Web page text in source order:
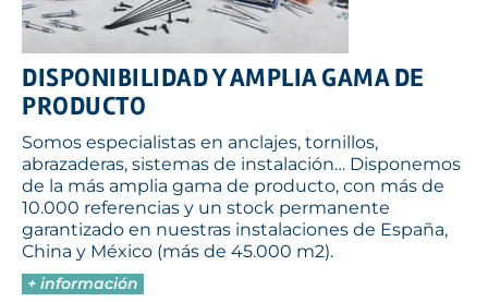
DISPONIBILIDAD Y AMPLIA GAMA DE
PRODUCTO
Somos especialistas en anclajes, tornillos,
abrazaderas, sistemas de instalación… Disponemos
de la más amplia gama de producto, con más de
10.000 referencias y un stock permanente
garantizado en nuestras instalaciones de España,
China y México (más de 45.000 m2).
+ información